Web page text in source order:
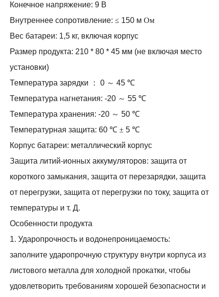
Конечное напряжение: 9 В
Внутреннее сопротивление: ≤ 150 м Ом
Вес батареи: 1,5 кг, включая корпус
Размер продукта: 210 * 80 * 45 мм (не включая место
установки)
Температура зарядки
： 0 ～ 45 ℃
Температура нагнетания: -20 ～ 55 ℃
Температура хранения: -20 ～ 50 ℃
Температурная защита: 60 ℃ ± 5 ℃
Корпус батареи: металлический корпус
Защита литий-ионных аккумуляторов: защита от
короткого замыкания, защита от перезарядки, защита
от перегрузки, защита от перегрузки по току, защита от
температуры и т. Д.
Особенности продукта
1. Ударопрочность и водонепроницаемость:
заполните ударопрочную структуру внутри корпуса из
листового металла для холодной прокатки, чтобы
удовлетворить требованиям хорошей безопасности и